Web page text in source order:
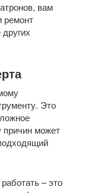
вам
ремонт
Это
причин может
– это